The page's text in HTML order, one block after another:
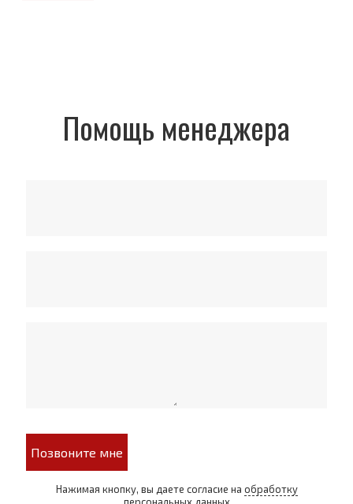
Помощь менеджера
Позвоните мне
Нажимая кнопку, вы даете согласие на обработку